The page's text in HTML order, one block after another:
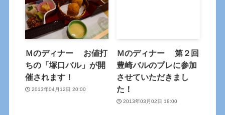
Ｍのディナー お値打
ちの「塚口バル」が開
催されます！
2013年04月12日 20:00
Ｍのディナー 第２回
豊崎バルのプレに参加
させていただきまし
た！
2013年03月02日 18:00